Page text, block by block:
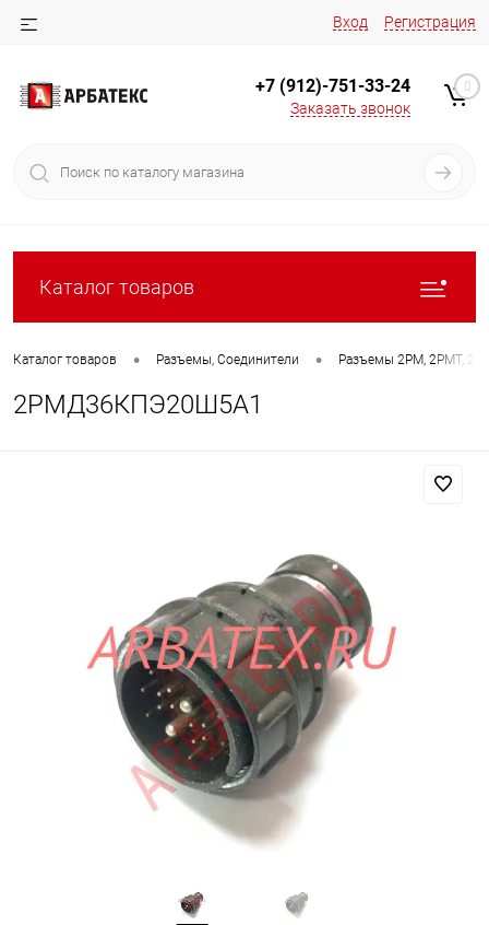
Вход Регистрация
+7 (912)-751-33-24
Заказать звонок
0
Каталог товаров
Каталог товаров • Разъемы, Соединители • Разъемы 2РМ, 2РМТ,
2РМД36КПЭ20Ш5А1